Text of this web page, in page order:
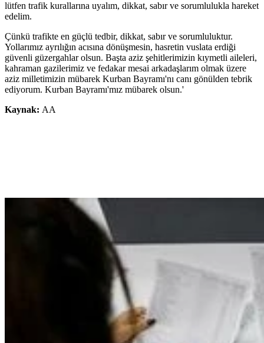
lütfen trafik kurallarına uyalım, dikkat, sabır ve sorumlulukla hareket
edelim.
Çünkü trafikte en güçlü tedbir, dikkat, sabır ve sorumluluktur.
Yollarımız ayrılığın acısına dönüşmesin, hasretin vuslata erdiği
güvenli güzergahlar olsun. Başta aziz şehitlerimizin kıymetli aileleri,
kahraman gazilerimiz ve fedakar mesai arkadaşlarım olmak üzere
aziz milletimizin mübarek Kurban Bayramı'nı canı gönülden tebrik
ediyorum. Kurban Bayramı'mız mübarek olsun.'
Kaynak: AA